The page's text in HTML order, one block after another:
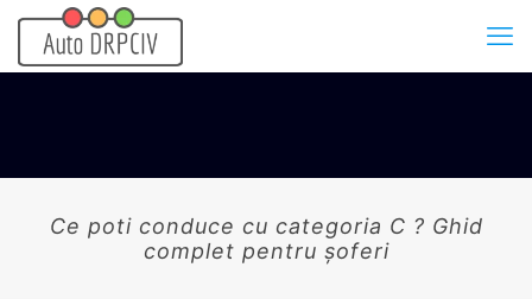
Ce poti conduce cu categoria C ? Ghid
complet pentru șoferi